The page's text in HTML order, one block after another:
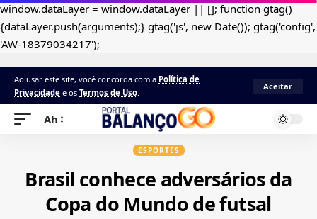
window.dataLayer = window.dataLayer || []; function gtag()
{dataLayer.push(arguments);} gtag('js', new Date()); gtag('config',
'AW-18379034217');
Ao usar este site, você concorda com a Política de
Privacidade e os Termos de Uso.
Aceitar
Ah
ESPORTES
Brasil conhece adversários da
Copa do Mundo de futsal